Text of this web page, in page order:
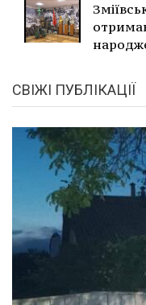
СВІЖІ ПУБЛІКАЦІЇ